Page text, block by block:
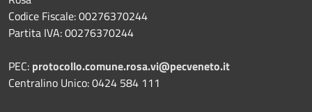
Codice Fiscale: 00276370244
Partita IVA: 00276370244
PEC: protocollo.comune.rosa.vi@pecveneto.it
Centralino Unico: 0424 584 111